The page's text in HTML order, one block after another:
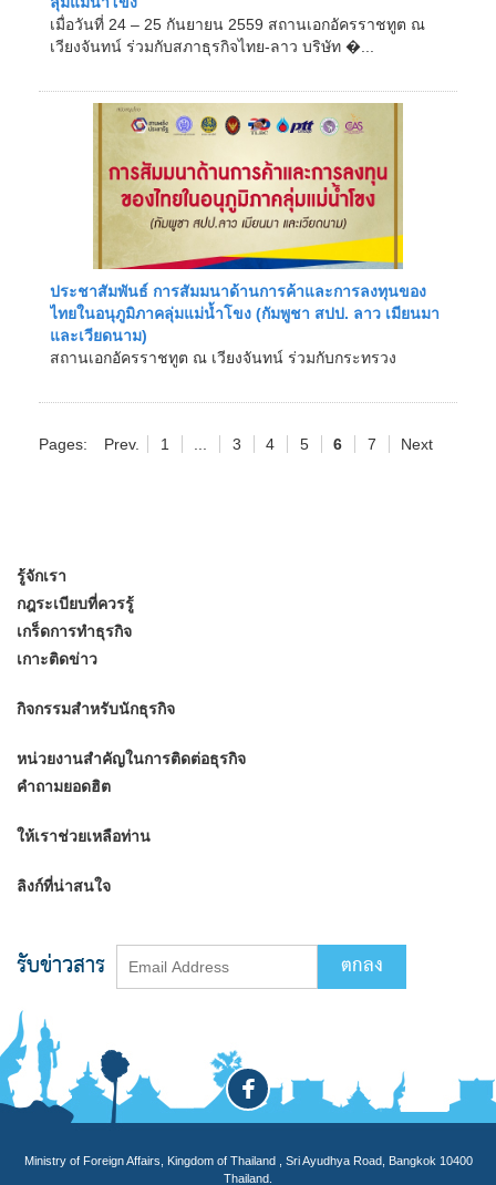
เมื่อวันที่ 24 – 25 กันยายน 2559 สถานเอกอัครราชทูต ณ
เวียงจันทน์ ร่วมกับสภาธุรกิจไทย-ลาว บริษัท �...
ประชาสัมพันธ์ การสัมมนาด้านการค้าและการลงทุนของ
ไทยในอนุภูมิภาคลุ่มแม่น้ำโขง (กัมพูชา สปป. ลาว เมียนมา
และเวียดนาม)
สถานเอกอัครราชทูต ณ เวียงจันทน์ ร่วมกับกระทรวง
Pages: Prev. 1 3 4 5 6 7 Next
รู้จักเรา
กฎระเบียบที่ควรรู้
เกร็ดการทำธุรกิจ
เกาะติดข่าว
กิจกรรมสำหรับนักธุรกิจ
หน่วยงานสำคัญในการติดต่อธุรกิจ
คำถามยอดฮิต
ให้เราช่วยเหลือท่าน
ลิงก์ที่น่าสนใจ
รับข่าวสาร
Ministry of Foreign Affairs, Kingdom of Thailand , Sri Ayudhya Road, Bangkok 10400
Thailand.